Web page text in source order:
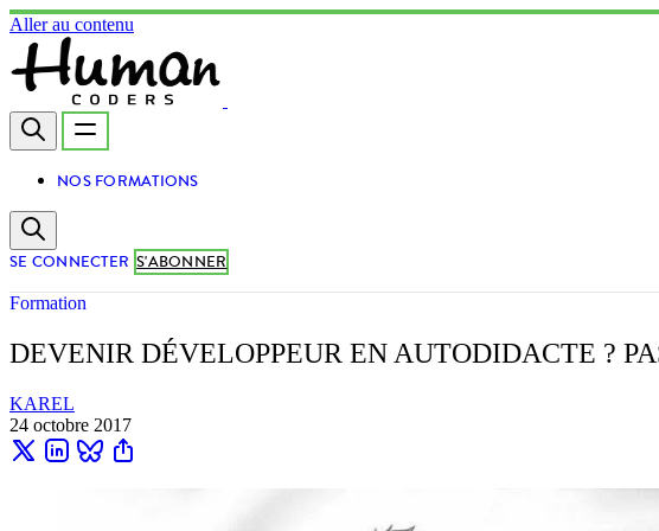
Aller au contenu
NOS FORMATIONS
SE CONNECTER S'ABONNER
Formation
DEVENIR DÉVELOPPEUR EN AUTODIDACTE ?
KAREL
24 octobre 2017